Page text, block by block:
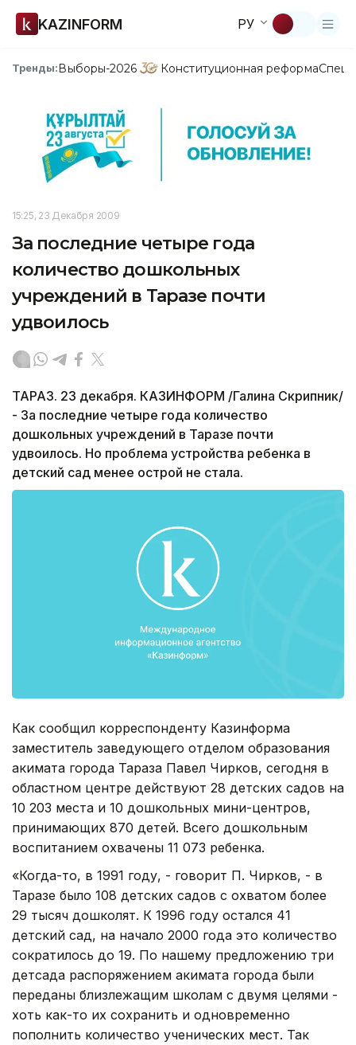
KAZINFORM РУ
Тренды:Выборы-2026 Конституционная реформа
15:25, 23 Декабря 2009
За последние четыре года
количество дошкольных
учреждений в Таразе почти
удвоилось
ТАРАЗ. 23 декабря. КАЗИНФОРМ /Галина Скрипник/
- За последние четыре года количество
дошкольных учреждений в Таразе почти
удвоилось. Но проблема устройства ребенка в
детский сад менее острой не стала.
Как сообщил корреспонденту Казинформа
заместитель заведующего отделом образования
акимата города Тараза Павел Чирков, сегодня в
областном центре действуют 28 детских садов на
10 203 места и 10 дошкольных мини-центров,
принимающих 870 детей. Всего дошкольным
воспитанием охвачены 11 073 ребенка.
«Когда-то, в 1991 году, - говорит П. Чирков, - в
Таразе было 108 детских садов с охватом более
29 тысяч дошколят. К 1996 году остался 41
детский сад, на начало 2000 года это количество
сократилось до 19. По нашему предложению три
детсада распоряжением акимата города были
переданы близлежащим школам с двумя целями -
хоть как-то их сохранить и одновременно
пополнить количество ученических мест. Так